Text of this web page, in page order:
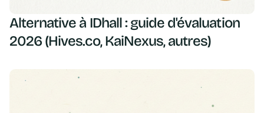
Alternative à IDhall : guide d'évaluation
2026 (Hives.co, KaiNexus, autres)